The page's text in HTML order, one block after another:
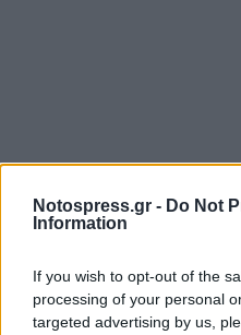
Notospress.gr - Do Not
Information
If you wish to opt-out of the
processing of your personal
targeted advertising by us,